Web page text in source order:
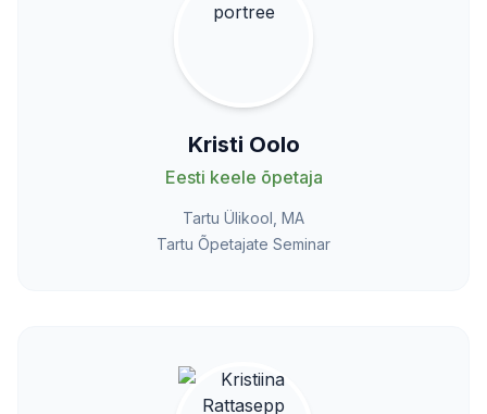
Kristi Oolo
Eesti keele õpetaja
Tartu Ülikool, MA
Tartu Õpetajate Seminar